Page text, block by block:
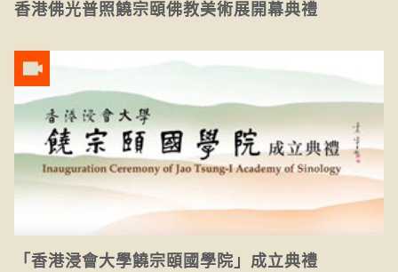
香港佛光普照饒宗頤佛教美術展開幕典禮
「香港浸會大學饒宗頤國學院」成立典禮